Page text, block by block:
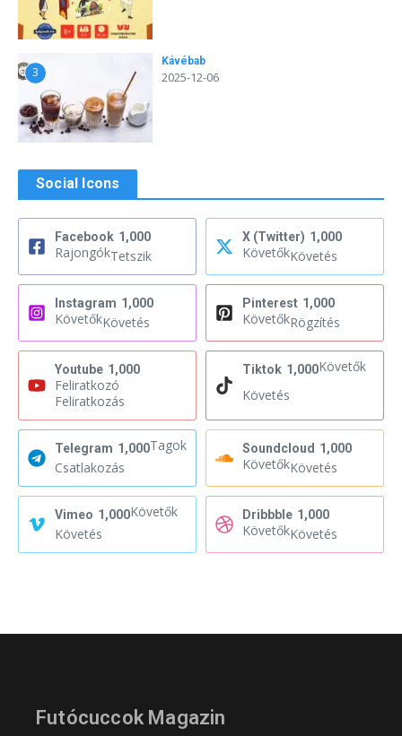
3
Kávébab
2025-12-06
Social Icons
Facebook 1,000
RajongókTetszik
X (Twitter) 1,000
KövetőkKövetés
Instagram 1,000
KövetőkKövetés
Pinterest 1,000
KövetőkRögzítés
Youtube 1,000
Feliratkozó
Feliratkozás
Tiktok 1,000Követők
Követés
Telegram 1,000Tagok
Csatlakozás
Soundcloud 1,000
KövetőkKövetés
Vimeo 1,000Követők
Követés
Dribbble 1,000
KövetőkKövetés
Futócuccok Magazin